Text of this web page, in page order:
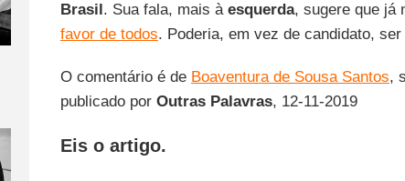
Brasil. Sua fala, mais à esquerda, sugere que já
favor de todos. Poderia, em vez de candidato,
O comentário é de Boaventura de Sousa Santos,
publicado por Outras Palavras, 12-11-2019
Eis o artigo.